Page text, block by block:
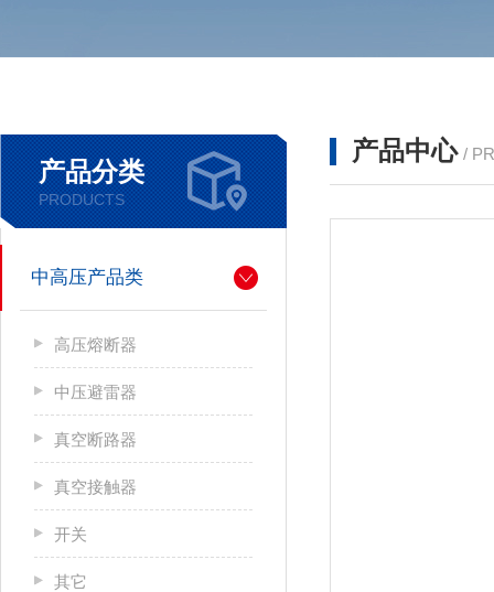
产品分类
PRODUCTS
中高压产品类
高压熔断器
中压避雷器
真空断路器
真空接触器
开关
其它
产品中心 /